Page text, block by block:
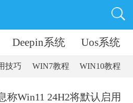
Deepin系统 Uos系统
技巧 WIN7教程 WIN10教程
称Win11 24H2将默认启用